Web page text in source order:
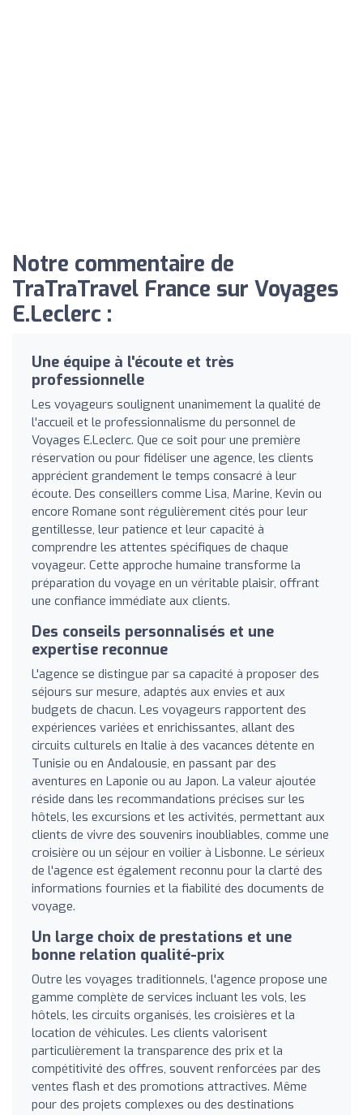
Notre commentaire de
TraTraTravel France sur Voyages
E.Leclerc :
Une équipe à l'écoute et très
professionnelle
Les voyageurs soulignent unanimement la qualité de
l'accueil et le professionnalisme du personnel de
Voyages E.Leclerc. Que ce soit pour une première
réservation ou pour fidéliser une agence, les clients
apprécient grandement le temps consacré à leur
écoute. Des conseillers comme Lisa, Marine, Kevin ou
encore Romane sont régulièrement cités pour leur
gentillesse, leur patience et leur capacité à
comprendre les attentes spécifiques de chaque
voyageur. Cette approche humaine transforme la
préparation du voyage en un véritable plaisir, offrant
une confiance immédiate aux clients.
Des conseils personnalisés et une
expertise reconnue
L'agence se distingue par sa capacité à proposer des
séjours sur mesure, adaptés aux envies et aux
budgets de chacun. Les voyageurs rapportent des
expériences variées et enrichissantes, allant des
circuits culturels en Italie à des vacances détente en
Tunisie ou en Andalousie, en passant par des
aventures en Laponie ou au Japon. La valeur ajoutée
réside dans les recommandations précises sur les
hôtels, les excursions et les activités, permettant aux
clients de vivre des souvenirs inoubliables, comme une
croisière ou un séjour en voilier à Lisbonne. Le sérieux
de l'agence est également reconnu pour la clarté des
informations fournies et la fiabilité des documents de
voyage.
Un large choix de prestations et une
bonne relation qualité-prix
Outre les voyages traditionnels, l'agence propose une
gamme complète de services incluant les vols, les
hôtels, les circuits organisés, les croisières et la
location de véhicules. Les clients valorisent
particulièrement la transparence des prix et la
compétitivité des offres, souvent renforcées par des
ventes flash et des promotions attractives. Même
pour des projets complexes ou des destinations